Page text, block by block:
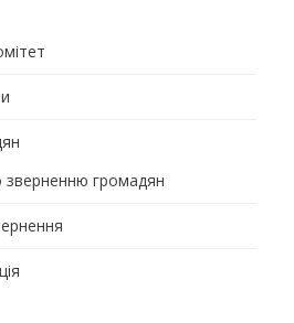
зверненню громадян